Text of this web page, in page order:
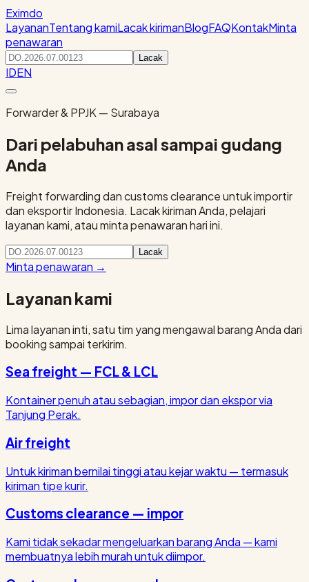
Eximdo
LayananTentang kamiLacak kirimanBlogFAQKontakMinta
penawaran
Lacak
IDEN
Forwarder & PPJK — Surabaya
Dari pelabuhan asal sampai gudang
Anda
Freight forwarding dan customs clearance untuk importir
dan eksportir Indonesia. Lacak kiriman Anda, pelajari
layanan kami, atau minta penawaran hari ini.
Lacak
Minta penawaran →
Layanan kami
Lima layanan inti, satu tim yang mengawal barang Anda dari
booking sampai terkirim.
Sea freight — FCL & LCL
Kontainer penuh atau sebagian, impor dan ekspor via
Tanjung Perak.
Air freight
Untuk kiriman bernilai tinggi atau kejar waktu — termasuk
kiriman tipe kurir.
Customs clearance — impor
Kami tidak sekadar mengeluarkan barang Anda — kami
membuatnya lebih murah untuk diimpor.